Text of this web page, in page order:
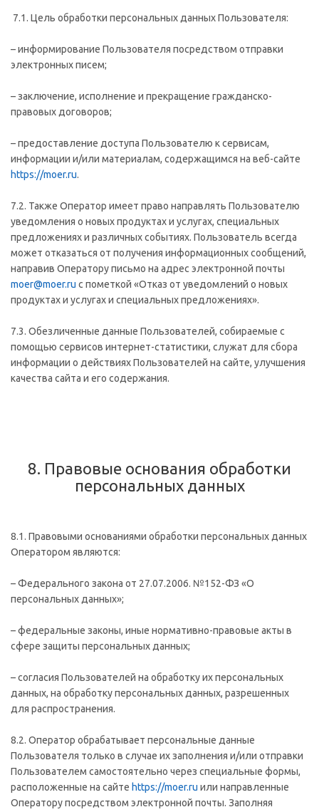
7.1. Цель обработки персональных данных Пользователя:
– информирование Пользователя посредством отправки
электронных писем;
– заключение, исполнение и прекращение гражданско-
правовых договоров;
– предоставление доступа Пользователю к сервисам,
информации и/или материалам, содержащимся на веб-сайте
https://moer.ru.
7.2. Также Оператор имеет право направлять Пользователю
уведомления о новых продуктах и услугах, специальных
предложениях и различных событиях. Пользователь всегда
может отказаться от получения информационных сообщений,
направив Оператору письмо на адрес электронной почты
moer@moer.ru с пометкой «Отказ от уведомлений о новых
продуктах и услугах и специальных предложениях».
7.3. Обезличенные данные Пользователей, собираемые с
помощью сервисов интернет-статистики, служат для сбора
информации о действиях Пользователей на сайте, улучшения
качества сайта и его содержания.
8. Правовые основания обработки
персональных данных
8.1. Правовыми основаниями обработки персональных данных
Оператором являются:
– Федерального закона от 27.07.2006. №152-ФЗ «О
персональных данных»;
– федеральные законы, иные нормативно-правовые акты в
сфере защиты персональных данных;
– согласия Пользователей на обработку их персональных
данных, на обработку персональных данных, разрешенных
для распространения.
8.2. Оператор обрабатывает персональные данные
Пользователя только в случае их заполнения и/или отправки
Пользователем самостоятельно через специальные формы,
расположенные на сайте https://moer.ru или направленные
Оператору посредством электронной почты. Заполняя